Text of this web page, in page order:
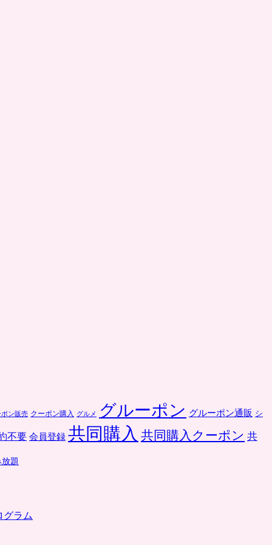
ポン販売 クーポン購入 グルメ グルーポン グルーポン通販 シ
不要 会員登録 共同購入 共同購入クーポン 共
題
グラム